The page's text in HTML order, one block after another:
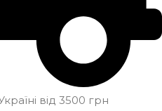
від 3500 грн